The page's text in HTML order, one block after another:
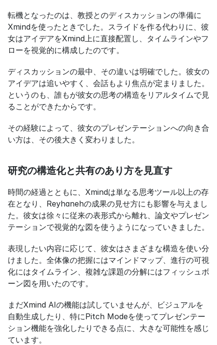
転機となったのは、教授とのディスカッションの準備に
Xmindを使ったときでした。スライドを作る代わりに、彼
女はアイデアをXmind上に直接配置し、タイムラインやフ
ローを視覚的に構成したのです。
ディスカッションの最中、その違いは明確でした。彼女の
アイデアは追いやすく、会話もより焦点が定まりました。
というのも、誰もが彼女の思考の構造をリアルタイムで見
ることができたからです。
その経験によって、彼女のプレゼンテーションへの向き合
い方は、その後大きく変わりました。
研究の構造化と共有のあり方を見直す
時間の経過とともに、Xmindは単なる思考ツール以上の存
在となり、Reyhanehの成果の見せ方にも影響を与えまし
た。彼女は徐々に従来の表形式から離れ、論文やプレゼン
テーションで視覚的な図を使うようになっていきました。
表現したい内容に応じて、彼女はさまざまな構造を使い分
けました。全体像の把握にはマインドマップ、進行の可視
化にはタイムライン、複雑な課題の分解にはフィッシュボ
ーン図を用いたのです。
まだXmind AIの機能は試していませんが、ビジュアルを
自動生成したり、特にPitch Modeを使ってプレゼンテー
ション機能を強化したりできる点に、大きな可能性を感じ
ています。